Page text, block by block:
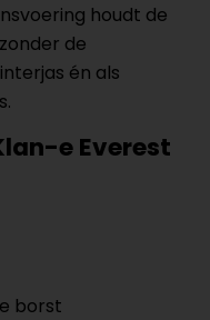
houdt de
de
én als
e Everest
borst